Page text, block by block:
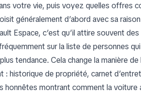
votre vie, puis voyez quelles offres
généralement d’abord avec sa raison
Espace, c’est qu’il attire souvent
sur la liste de personnes
tendance. Cela change la manière
: historique de propriété, carnet
montrant comment la